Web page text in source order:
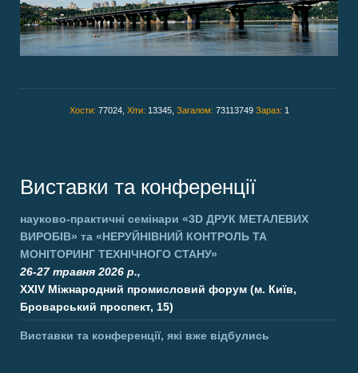
Хости: 77024, Хіти: 13345, Загалом: 73113749 Зараз: 1
Виставки та конференції
науково-практичні семінари «3D ДРУК МЕТАЛЕВИХ
ВИРОБІВ» та «НЕРУЙНІВНИЙ КОНТРОЛЬ ТА
МОНІТОРИНГ ТЕХНІЧНОГО СТАНУ»
26-27 травня 2026 р.,
XXIV Міжнародний промисловий форум (м. Київ,
Броварський проспект, 15)
Виставки та конференції, які вже відбулись